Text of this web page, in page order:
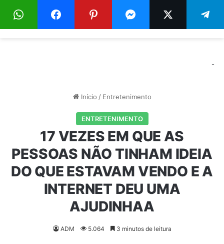
Menu
-
Início / Entretenimento
ENTRETENIMENTO
17 VEZES EM QUE AS
PESSOAS NÃO TINHAM IDEIA
DO QUE ESTAVAM VENDO E A
INTERNET DEU UMA
AJUDINHAA
ADM 5.064 3 minutos de leitura